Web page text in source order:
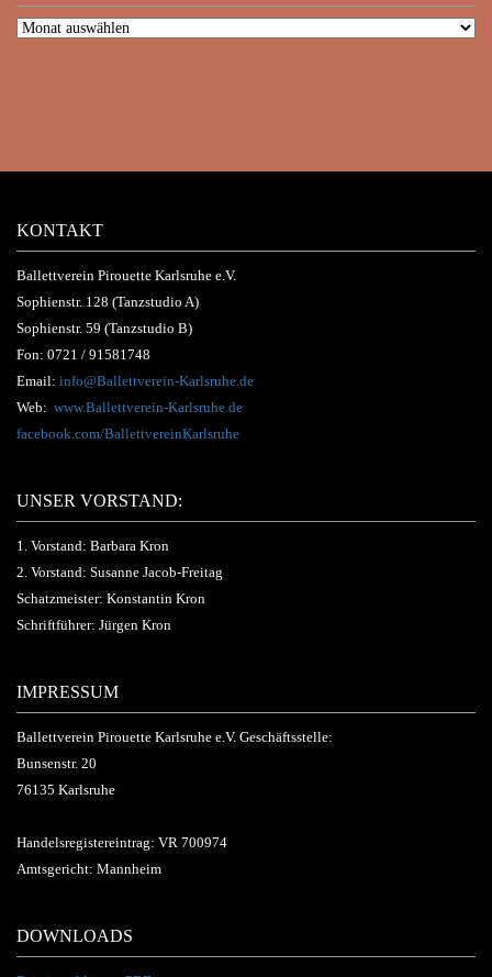
KONTAKT
Ballettverein Pirouette Karlsruhe e.V.
Sophienstr. 128 (Tanzstudio A)
Sophienstr. 59 (Tanzstudio B)
Fon: 0721 / 91581748
Email: info@Ballettverein-Karlsruhe.de
Web: www.Ballettverein-Karlsruhe.de
facebook.com/BallettvereinKarlsruhe
UNSER VORSTAND:
1. Vorstand: Barbara Kron
2. Vorstand: Susanne Jacob-Freitag
Schatzmeister: Konstantin Kron
Schriftführer: Jürgen Kron
IMPRESSUM
Ballettverein Pirouette Karlsruhe e.V. Geschäftsstelle:
Bunsenstr. 20
76135 Karlsruhe
Handelsregistereintrag: VR 700974
Amtsgericht: Mannheim
DOWNLOADS